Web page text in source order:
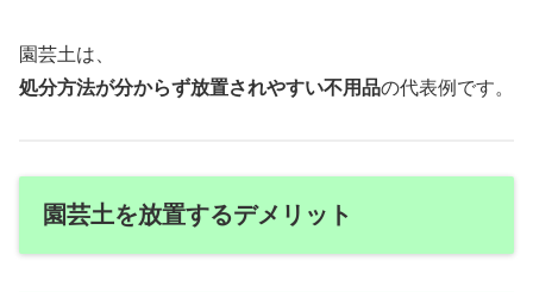
園芸土は、
処分方法が分からず放置されやすい不用品の代表例です。
園芸土を放置するデメリット